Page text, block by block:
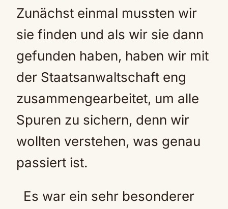
Zunächst einmal mussten wir
sie finden und als wir sie dann
gefunden haben, haben wir mit
der Staatsanwaltschaft eng
zusammengearbeitet, um alle
Spuren zu sichern, denn wir
wollten verstehen, was genau
passiert ist.
Es war ein sehr besonderer